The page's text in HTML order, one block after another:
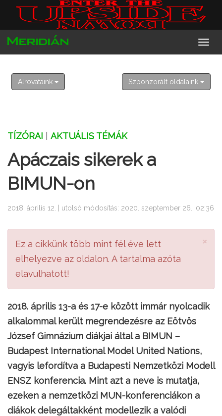
2026. augusztus 7. péntek
Ibolya
Alrovataink Szponzorált oldalaink
TÍZÓRAI AKTUÁLIS TÉMÁK
Apáczais sikerek a
BIMUN-on
2018. április 12. | utolsó módosítás: 2020. szeptember 26., 02:36
×
Ez a cikkünk több mint fél éve lett
elhelyezve az oldalon. A tartalma azóta
elavulhatott!
2018. április 13-a és 17-e között immár nyolcadik
alkalommal került megrendezésre az Eötvös
József Gimnázium diákjai által a BIMUN –
Budapest International Model United Nations,
vagyis lefordítva a Budapesti Nemzetközi Modell
ENSZ konferencia. Mint azt a neve is mutatja,
ezeken a nemzetközi MUN-konferenciákon a
diákok delegáltakként modellezik a valódi